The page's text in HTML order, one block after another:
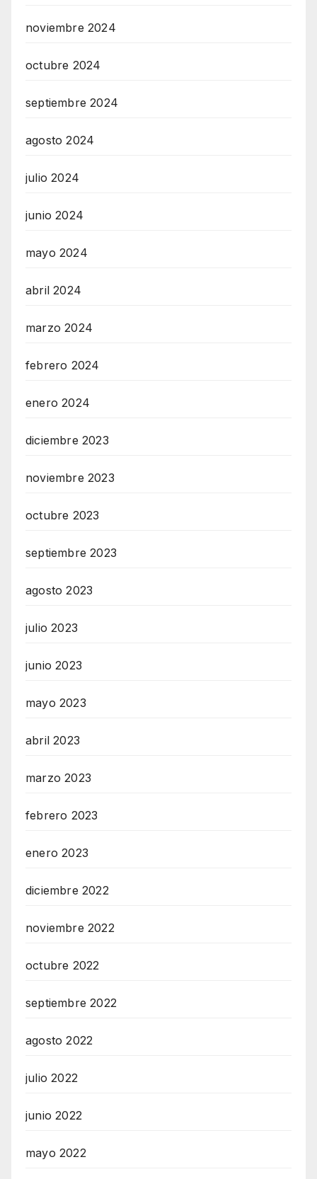
noviembre 2024
octubre 2024
septiembre 2024
agosto 2024
julio 2024
junio 2024
mayo 2024
abril 2024
marzo 2024
febrero 2024
enero 2024
diciembre 2023
noviembre 2023
octubre 2023
septiembre 2023
agosto 2023
julio 2023
junio 2023
mayo 2023
abril 2023
marzo 2023
febrero 2023
enero 2023
diciembre 2022
noviembre 2022
octubre 2022
septiembre 2022
agosto 2022
julio 2022
junio 2022
mayo 2022